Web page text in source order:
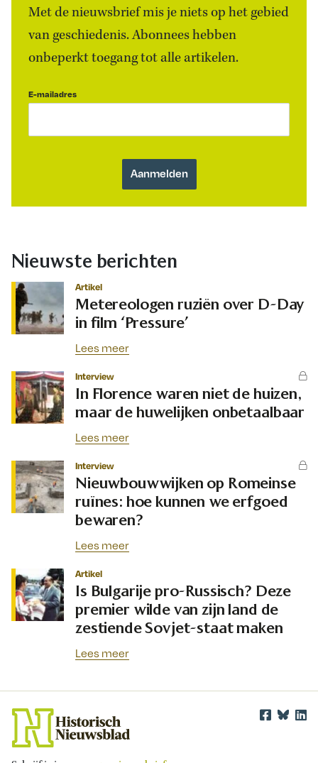
Met de nieuwsbrief mis je niets op het gebied
van geschiedenis. Abonnees hebben
onbeperkt toegang tot alle artikelen.
E-mailadres
Nieuwste berichten
Artikel
Metereologen ruziën over D-Day
in film ‘Pressure’
Lees meer
Interview
In Florence waren niet de huizen,
maar de huwelijken onbetaalbaar
Lees meer
Interview
Nieuwbouwwijken op Romeinse
ruïnes: hoe kunnen we erfgoed
bewaren?
Lees meer
Artikel
Is Bulgarije pro-Russisch? Deze
premier wilde van zijn land de
zestiende Sovjet-staat maken
Lees meer